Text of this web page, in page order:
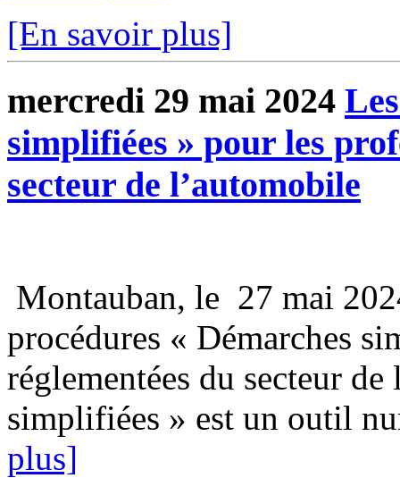
[En savoir plus]
mercredi 29 mai 2024
simplifiées » pour les
secteur de l’automobile
Montauban, le 27 mai
procédures « Démarches
réglementées du secteur
simplifiées » est un outil
plus]